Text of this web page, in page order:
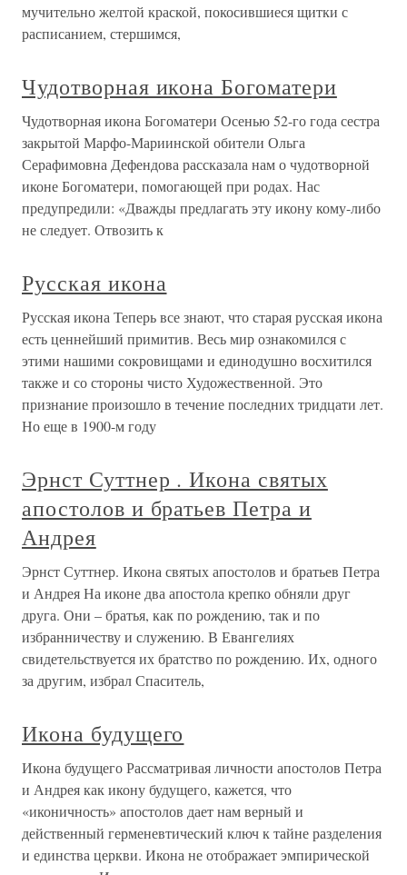
мучительно желтой краской, покосившиеся щитки с
расписанием, стершимся,
Чудотворная икона Богоматери
Чудотворная икона Богоматери Осенью 52-го года сестра
закрытой Марфо-Мариинской обители Ольга
Серафимовна Дефендова рассказала нам о чудотворной
иконе Богоматери, помогающей при родах. Нас
предупредили: «Дважды предлагать эту икону кому-либо
не следует. Отвозить к
Русская икона
Русская икона Теперь все знают, что старая русская икона
есть ценнейший примитив. Весь мир ознакомился с
этими нашими сокровищами и единодушно восхитился
также и со стороны чисто Художественной. Это
признание произошло в течение последних тридцати лет.
Но еще в 1900-м году
Эрнст Суттнер . Икона святых
апостолов и братьев Петра и
Андрея
Эрнст Суттнер. Икона святых апостолов и братьев Петра
и Андрея На иконе два апостола крепко обняли друг
друга. Они – братья, как по рождению, так и по
избранничеству и служению. В Евангелиях
свидетельствуется их братство по рождению. Их, одного
за другим, избрал Спаситель,
Икона будущего
Икона будущего Рассматривая личности апостолов Петра
и Андрея как икону будущего, кажется, что
«иконичность» апостолов дает нам верный и
действенный герменевтический ключ к тайне разделения
и единства церкви. Икона не отображает эмпирической